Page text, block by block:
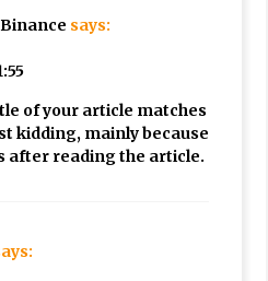
says:
of your article matches
kidding, mainly because
after reading the article.